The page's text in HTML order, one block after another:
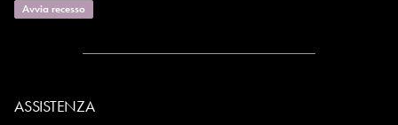
Avvia recesso
ASSISTENZA